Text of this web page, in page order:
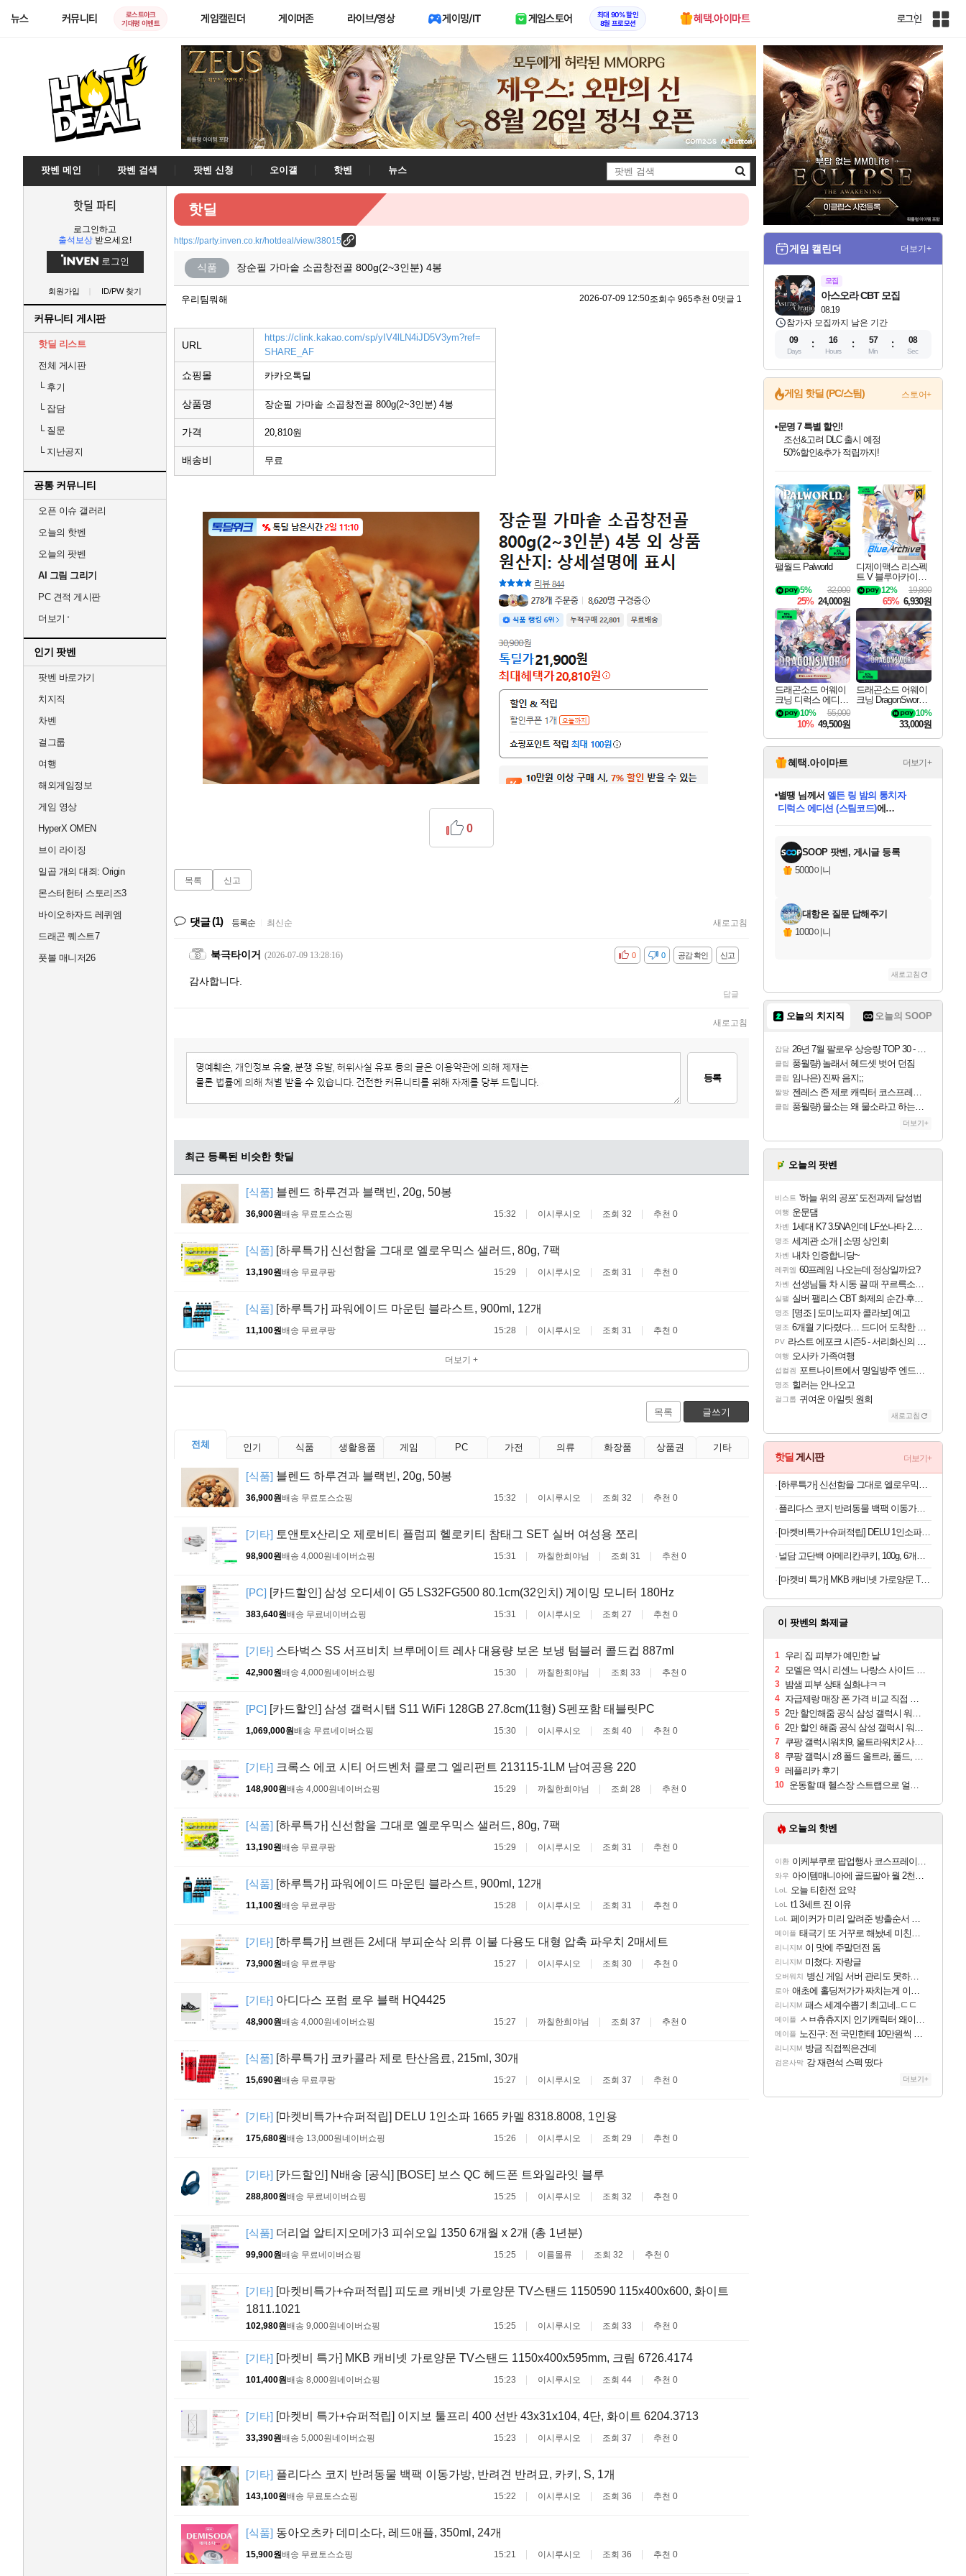
뉴스 커뮤니티
로스트아크
기대평 이벤트
게임캘린더 게이머존 라이브/영상 게이밍/IT 게임스토어
최대 90% 할인
8월 프로모션
혜택.아이마트 로그인
인
전
체
사
이
트
맵
팟벤 메인 팟벤 검색 팟벤 신청 오이갤 핫벤
뉴스
검
색
핫딜 파티
로그인하고
출석보상 받으세요!
로그인
회원가입 ID/PW 찾기
커뮤니티 게시판
핫딜 리스트
전체 게시판
└후기
└잡담
└질문
└지난공지
공통 커뮤니티
오픈 이슈 갤러리
오늘의 핫벤
오늘의 팟벤
AI 그림 그리기
PC 견적 게시판
더보기
인기 팟벤
팟벤 바로가기
치지직
차벤
걸그룹
여행
해외게임정보
게임 영상
HyperX OMEN
브이 라이징
일곱 개의 대죄: Origin
몬스터헌터 스토리즈3
바이오하자드 레퀴엠
드래곤 퀘스트7
풋볼 매니저26
핫딜
https://party.inven.co.kr/hotdeal/view/38015
식품 장순필 가마솥 소곱창전골 800g(2~3인분) 4봉
우리팀뭐해 2026-07-09 12:50조회수 965추천 0댓글 1
URL
https://clink.kakao.com/sp/yIV4lLN4iJD5V3ym?ref=
SHARE_AF
쇼핑몰 카카오톡딜
상품명 장순필 가마솥 소곱창전골 800g(2~3인분) 4봉
가격 20,810원
배송비 무료
0
목록 신고
댓글(1) 등록순 최신순 새로고침
북극타이거 (2026-07-09 13:28:16) 신고
공감 확인
비공감 0
0
감사합니다.
답글
새로고침
등록
최근 등록된 비슷한 핫딜
[식품] 블렌드 하루견과 블랙빈, 20g, 50봉
36,900원배송 무료토스쇼핑 15:32 이시루시오 조회 32 추천 0
[식품] [하루특가] 신선함을 그대로 엘로우믹스 샐러드, 80g, 7팩
13,190원배송 무료쿠팡 15:29 이시루시오 조회 31 추천 0
[식품] [하루특가] 파워에이드 마운틴 블라스트, 900ml, 12개
11,100원배송 무료쿠팡 15:28 이시루시오 조회 31 추천 0
더보기 +
목록 글쓰기
전체 인기 식품 생활용품 게임 PC 가전 의류 화장품 상품권 기타
[식품] 블렌드 하루견과 블랙빈, 20g, 50봉
36,900원배송 무료토스쇼핑 15:32 이시루시오 조회 32 추천 0
[기타] 토앤토x산리오 제로비티 플럼피 헬로키티 참태그 SET 실버 여성용 쪼리
98,900원배송 4,000원네이버쇼핑 15:31 까칠한희야님 조회 31 추천 0
[PC] [카드할인] 삼성 오디세이 G5 LS32FG500 80.1cm(32인치) 게이밍 모니터 180Hz
383,640원배송 무료네이버쇼핑 15:31 이시루시오 조회 27 추천 0
[기타] 스타벅스 SS 서프비치 브루메이트 레사 대용량 보온 보냉 텀블러 콜드컵 887ml
42,900원배송 4,000원네이버쇼핑 15:30 까칠한희야님 조회 33 추천 0
[PC] [카드할인] 삼성 갤럭시탭 S11 WiFi 128GB 27.8cm(11형) S펜포함 태블릿PC
1,069,000원배송 무료네이버쇼핑 15:30 이시루시오 조회 40 추천 0
[기타] 크록스 에코 시티 어드벤처 클로그 엘리펀트 213115-1LM 남여공용 220
148,900원배송 4,000원네이버쇼핑 15:29 까칠한희야님 조회 28 추천 0
[식품] [하루특가] 신선함을 그대로 엘로우믹스 샐러드, 80g, 7팩
13,190원배송 무료쿠팡 15:29 이시루시오 조회 31 추천 0
[식품] [하루특가] 파워에이드 마운틴 블라스트, 900ml, 12개
11,100원배송 무료쿠팡 15:28 이시루시오 조회 31 추천 0
[기타] [하루특가] 브랜든 2세대 부피순삭 의류 이불 다용도 대형 압축 파우치 2매세트
73,900원배송 무료쿠팡 15:27 이시루시오 조회 30 추천 0
[기타] 아디다스 포럼 로우 블랙 HQ4425
48,900원배송 4,000원네이버쇼핑 15:27 까칠한희야님 조회 37 추천 0
[식품] [하루특가] 코카콜라 제로 탄산음료, 215ml, 30개
15,690원배송 무료쿠팡 15:27 이시루시오 조회 37 추천 0
[기타] [마켓비특가+슈퍼적립] DELU 1인소파 1665 카멜 8318.8008, 1인용
175,680원배송 13,000원네이버쇼핑 15:26 이시루시오 조회 29 추천 0
[기타] [카드할인] N배송 [공식] [BOSE] 보스 QC 헤드폰 트와일라잇 블루
288,800원배송 무료네이버쇼핑 15:25 이시루시오 조회 32 추천 0
[식품] 더리얼 알티지오메가3 피쉬오일 1350 6개월 x 2개 (총 1년분)
99,900원배송 무료네이버쇼핑 15:25 이름몰류 조회 32 추천 0
[기타] [마켓비특가+슈퍼적립] 피도르 캐비넷 가로양문 TV스탠드 1150590 115x400x600, 화이트
1811.1021
102,980원배송 9,000원네이버쇼핑 15:25 이시루시오 조회 33 추천 0
[기타] [마켓비 특가] MKB 캐비넷 가로양문 TV스탠드 1150x400x595mm, 크림 6726.4174
101,400원배송 8,000원네이버쇼핑 15:23 이시루시오 조회 44 추천 0
[기타] [마켓비 특가+슈퍼적립] 이지보 툴프리 400 선반 43x31x104, 4단, 화이트 6204.3713
33,390원배송 5,000원네이버쇼핑 15:23 이시루시오 조회 37 추천 0
[기타] 플리다스 코지 반려동물 백팩 이동가방, 반려견 반려묘, 카키, S, 1개
143,100원배송 무료토스쇼핑 15:22 이시루시오 조회 36 추천 0
[식품] 동아오츠카 데미소다, 레드애플, 350ml, 24개
15,900원배송 무료토스쇼핑 15:21 이시루시오 조회 36 추천 0
게임 캘린더 더보기+
모집
08.19
아스오라 CBT 모집
참가자 모집까지 남은 기간
09
Days
16
Hours
57
Min
07
Sec
게임 핫딜 (PC/스팀) 스토어+
최대 90% 할인가를 만나보세요!
네이버혜택과 함께 만나보세요!
문명 7 특별 할인!
조선&고려 DLC 출시 예정
50%할인&추가 적립까지!
네이버 포인트 혜택까지!
이니&베니 혜택까지!
네이버 혜택가와 함께 예약하세요!
할인&네이버혜택으로 만나보세요!
네이버페이 혜택과 만나보세요!
40주년 프로모션으로 만나보세요!
할인가에 만나보세요!
일부 에디션 상시 할인!
혜택으로 예약 판매 중
편안하게 충전하세요
팰월드 Palworld
32,000
5%
25% 24,000원
디제이맥스 리스펙
트 V 블루아카이브
팩 DJMAX RESPE
CT V Blue Archive P
ack DLC
19,800
12%
65% 6,930원
드래곤소드 어웨이
크닝 디럭스 에디션
DragonSword Awake
ning Deluxe Edition
55,000
10%
10% 49,500원
드래곤소드 어웨이
크닝 DragonSword A
10%
33,000원
혜택.아이마트 더보기+
교환.
별땡 님께서 엘든 링 밤의 통치자
디럭스 에디션 (스팀코드)에
당첨되셨습니다.
당첨되셨습니다.
당첨되셨습니다.
당첨되셨습니다.
당첨되셨습니다.
당첨되셨습니다.
에디션 (스팀코드) 를 교환.
당첨되셨습니다.
SOOP 팟벤, 게시글 등록
5000이니
대항온 질문 답해주기
1000이니
새로고침
오늘의 치지직 오늘의 SOOP
잡담 26년 7월 팔로우 상승량 TOP 30 - 월간 치지직
클립 풍월량) 놀래서 헤드셋 벗어 던짐
클립 임나은) 진짜 음지;;
짤방 젠레스 존 제로 캐릭터 코스프레한 꽁주
클립 풍월량) 물소는 왜 물소라고 하는거야? 아! 그만 ㅋㅋ 알았어 ㅋㅋ
더보기+
오늘의 팟벤
비스트 '하늘 위의 공포' 도전과제 달성법
여행 운문댐
차벤 1세대 K7 3.5NA인데 LF쏘나타 2.0NA 기변하면 유류비 절약이 얼마나 될까요..?
명조 세계관 소개 | 소명 상인회
차벤 내차 인증합니당~
레퀴엠 60프레임 나오는데 정상일까요?
차벤 선생님들 차 시동 끌 때 꾸르륵소리나는데
실팰 실버 팰리스 CBT 화제의 순간·후기 모음
명조 [명조 | 도미노피자 콜라보] 예고
명조 6개월 기다렸다… 드디어 도착한 치사 메신저백! 실물 후기
PV 라스트 에포크 시즌5 - 서리화신의 분노 티저
여행 오사카 가족여행
섭컬겜 포트나이트에서 명일방주 엔드필드 [펠리카] 판매 예정
명조 힐러는 안나오고
걸그룹 귀여운 아일릿 원희
새로고침
핫딜 게시판 더보기+
[하루특가] 신선함을 그대로 엘로우믹스 샐러드, 80g, 7팩
플리다스 코지 반려동물 백팩 이동가방, 반려견 반려묘, 카키, S, 1개
[마켓비특가+슈퍼적립] DELU 1인소파 1665 카멜 8318.8008, 1인용
널담 고단백 아메리칸쿠키, 100g, 6개입, 2박스
[마켓비 특가] MKB 캐비넷 가로양문 TV스탠드 1150x400x595mm, 크림 6726.4174
이 팟벤의 화제글
1 우리 집 피부가 예민한 날
2 모델은 역시 리센느 나랑스 사이드 1.25L 1박스
3 밤샘 피부 상태 실화냐ㅋㅋ
4 자급제랑 매장 폰 가격 비교 직접 안가도 되네요
5 2만 할인해줌 공식 삼성 갤럭시 워치9 크림, 40mm, 블루투스
6 2만 할인 해줌 공식 삼성 갤럭시 워치9 실버, 44mm, 블루투스
7 쿠팡 갤럭시워치9, 울트라워치2 사전구매 혜택 받아보세요
8 쿠팡 갤럭시 z8 폴드 울트라, 폴드, 플립 사전예약
9 레플리카 후기
10 운동할 때 헬스장 스트랩으로 얼굴 만졌다가 볼 뒤집어짐
오늘의 핫벤
이환 이케부쿠로 팝업행사 코스프레이어들!!
와우 아이템매니아에 골드팔아 월 2천만원 넘게 버는 인간 있던데
LoL 오늘 티한전 요약
LoL t1 3세트 진 이유
LoL 페이커가 미리 알려준 방출순서 ㄷㄷㄷㄷ
메이플 태극기 또 거꾸로 해놨네 미친것들 ㅋㅋㅋ
리니지M 이 맛에 주말던전 돔
리니지M 미쳤다. 자랑글
오버워치 병신 게임 서버 관리도 못하냐 이젠?
로아 애초에 홀딩저가가 짜치는게 이거임 ㅋㅋ
리니지M 패스 세계수뽑기 최고네..ㄷㄷ
메이플 ㅅㅂ츄츄지지 인기캐릭터 왜이러는데?
메이플 노진구: 전 국민한테 10만원씩 줄거야.gif
리니지M 방금 직접찍은건데
검은사막 강 재련석 스펙 떴다
더보기+